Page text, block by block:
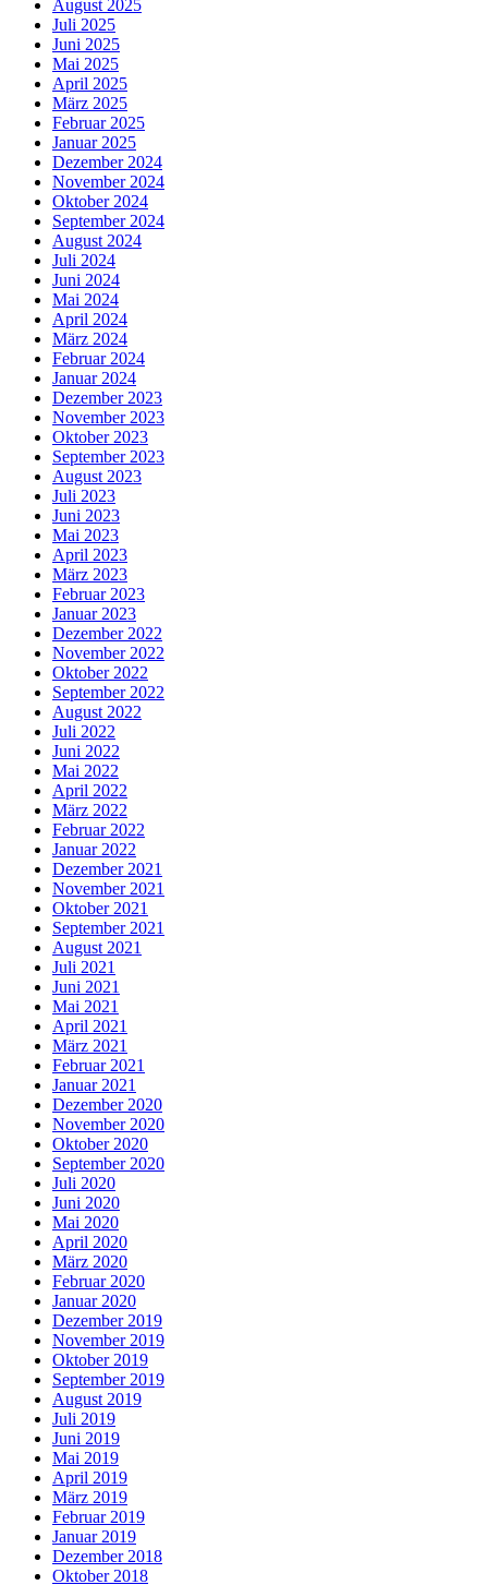
August 2025
Juli 2025
Juni 2025
Mai 2025
April 2025
März 2025
Februar 2025
Januar 2025
Dezember 2024
November 2024
Oktober 2024
September 2024
August 2024
Juli 2024
Juni 2024
Mai 2024
April 2024
März 2024
Februar 2024
Januar 2024
Dezember 2023
November 2023
Oktober 2023
September 2023
August 2023
Juli 2023
Juni 2023
Mai 2023
April 2023
März 2023
Februar 2023
Januar 2023
Dezember 2022
November 2022
Oktober 2022
September 2022
August 2022
Juli 2022
Juni 2022
Mai 2022
April 2022
März 2022
Februar 2022
Januar 2022
Dezember 2021
November 2021
Oktober 2021
September 2021
August 2021
Juli 2021
Juni 2021
Mai 2021
April 2021
März 2021
Februar 2021
Januar 2021
Dezember 2020
November 2020
Oktober 2020
September 2020
Juli 2020
Juni 2020
Mai 2020
April 2020
März 2020
Februar 2020
Januar 2020
Dezember 2019
November 2019
Oktober 2019
September 2019
August 2019
Juli 2019
Juni 2019
Mai 2019
April 2019
März 2019
Februar 2019
Januar 2019
Dezember 2018
Oktober 2018